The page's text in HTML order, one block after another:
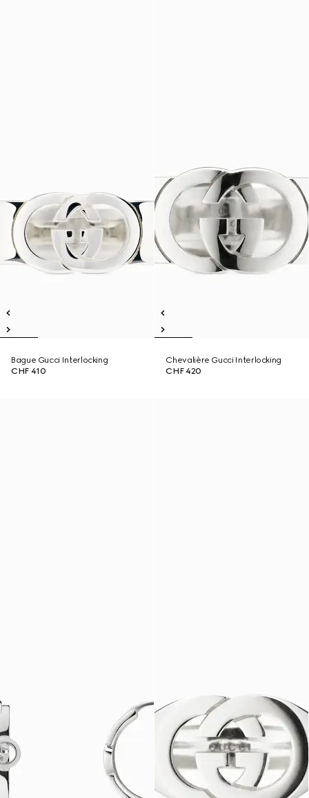
Bague Gucci Interlocking
CHF 410
Chevalière Gucci Interlocking
CHF 420